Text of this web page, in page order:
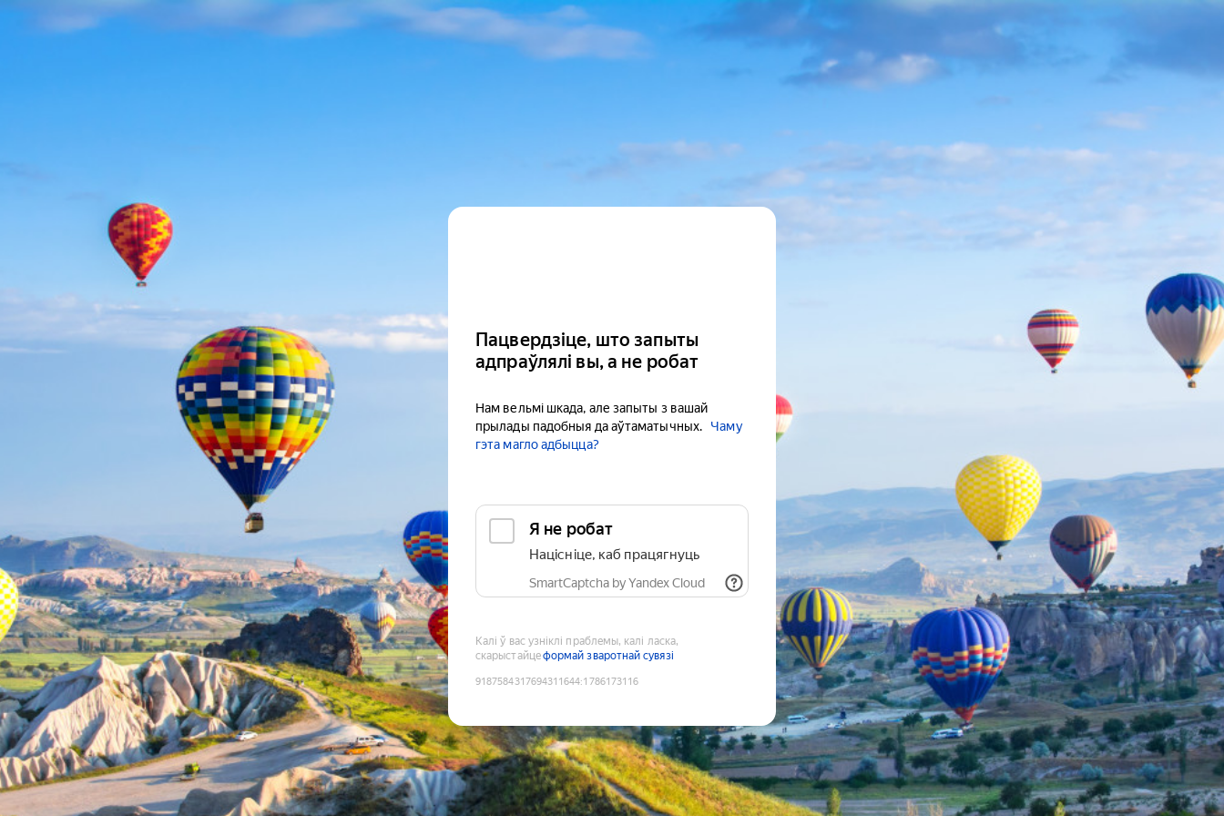
Пацвердзіце, што запыты
адпраўлялі вы, а не робат
Нам вельмі шкада, але запыты з вашай
прылады падобныя да аўтаматычных.
Чаму
гэта магло адбыцца?
Я не робат
Націсніце, каб працягнуць
SmartCaptcha by Yandex Cloud
Калі ў вас узніклі праблемы, калі ласка,
скарыстайцеформай зваротнай сувязі
9187584317694311644:1786173116